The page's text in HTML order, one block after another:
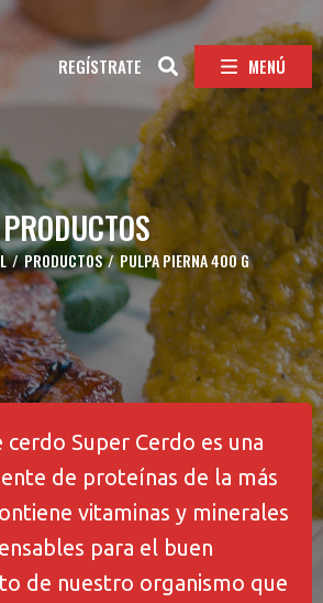
REGÍSTRATE MENÚ
PRODUCTOS
/ PRODUCTOS / PULPA PIERNA 400 G
cerdo Super Cerdo es una
de proteínas de la más
vitaminas y minerales
para el buen
de nuestro organismo que